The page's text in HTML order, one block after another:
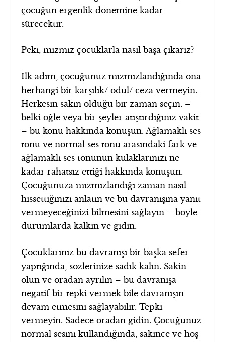
çocuğun ergenlik dönemine kadar
sürecektir.
Peki, mızmız çocuklarla nasıl başa çıkarız?
İlk adım, çocuğunuz mızmızlandığında ona
herhangi bir karşılık/ ödül/ ceza vermeyin.
Herkesin sakin olduğu bir zaman seçin. –
belki öğle veya bir şeyler atıştırdığınız vakit
– bu konu hakkında konuşun. Ağlamaklı ses
tonu ve normal ses tonu arasındaki fark ve
ağlamaklı ses tonunun kulaklarınızı ne
kadar rahatsız ettiği hakkında konuşun.
Çocuğunuza mızmızlandığı zaman nasıl
hissettiğinizi anlatın ve bu davranışına yanıt
vermeyeceğinizi bilmesini sağlayın – böyle
durumlarda kalkın ve gidin.
Çocuklarınız bu davranışı bir başka sefer
yaptığında, sözlerinize sadık kalın. Sakin
olun ve oradan ayrılın – bu davranışa
negatif bir tepki vermek bile davranışın
devam etmesini sağlayabilir. Tepki
vermeyin. Sadece oradan gidin. Çocuğunuz
normal sesini kullandığında, sakince ve hoş